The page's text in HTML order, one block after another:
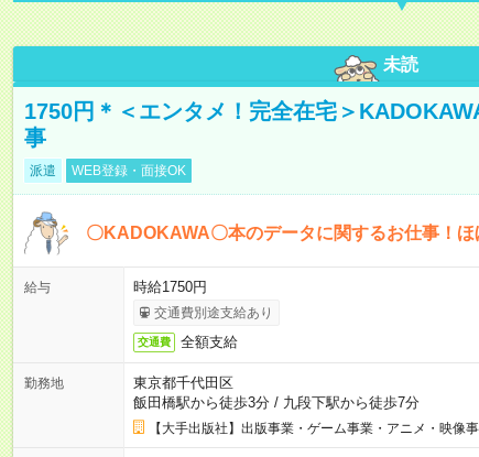
未読
1750円＊＜エンタメ！完全在宅＞
事
派遣 WEB登録・面接OK
〇KADOKAWA〇本のデータに関するお仕事！ほ
給与 時給1750円
交通費別途支給あり
交通費 全額支給
勤務地
東京都千代田区
飯田橋駅から徒歩3分/ 九段下駅から徒歩7分
【大手出版社】出版事業・ゲーム事業・アニメ・映像